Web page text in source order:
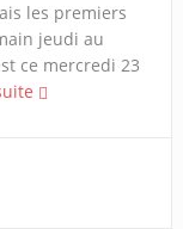
les premiers
jeudi au
ce mercredi 23